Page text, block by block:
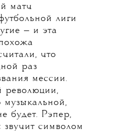
матч
лиги
— и эта
что
раз
мессии.
революции,
музыкальной,
будет. Рэпер,
символом